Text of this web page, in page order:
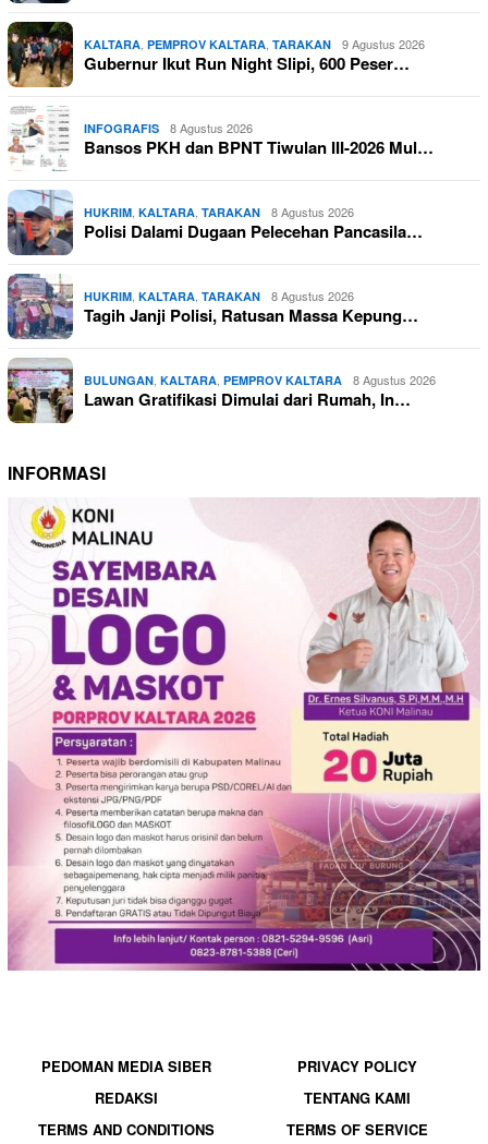
KALTARA PEMPROV KALTARA TARAKAN 9 Agustus 2026
Gubernur Ikut Run Night Slipi, 600 Peser…
INFOGRAFIS 8 Agustus 2026
Bansos PKH dan BPNT Tiwulan III-2026 Mul…
HUKRIM KALTARA TARAKAN 8 Agustus 2026
Polisi Dalami Dugaan Pelecehan Pancasila…
HUKRIM KALTARA TARAKAN 8 Agustus 2026
Tagih Janji Polisi, Ratusan Massa Kepung…
BULUNGAN KALTARA PEMPROV KALTARA 8 Agustus 2026
Lawan Gratifikasi Dimulai dari Rumah, In…
INFORMASI
PEDOMAN MEDIA SIBER
PRIVACY POLICY
REDAKSI
TENTANG KAMI
TERMS AND CONDITIONS
TERMS OF SERVICE